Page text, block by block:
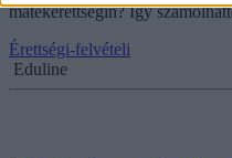
matekérettségin? Így
Érettségi-felvételi
Eduline